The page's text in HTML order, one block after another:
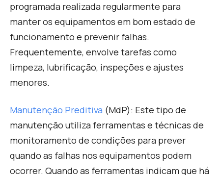
programada realizada regularmente para
manter os equipamentos em bom estado de
funcionamento e prevenir falhas.
Frequentemente, envolve tarefas como
limpeza, lubrificação, inspeções e ajustes
menores.
Manutenção Preditiva (MdP): Este tipo de
manutenção utiliza ferramentas e técnicas de
monitoramento de condições para prever
quando as falhas nos equipamentos podem
ocorrer. Quando as ferramentas indicam que há